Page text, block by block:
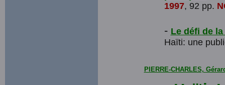
1997, 92 pp.
- Le défi de
Haïti: une
PIERRE-CHARLES,